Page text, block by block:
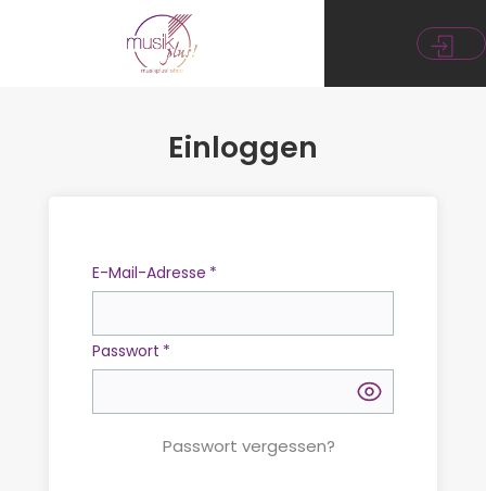
Einloggen
E-Mail-Adresse *
Passwort *
Passwort vergessen?